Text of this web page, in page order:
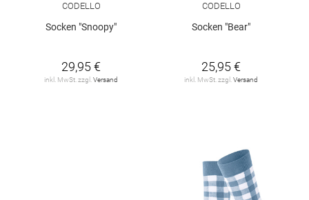
CODELLO
Socken "Snoopy"
29,95 €
inkl. MwSt. zzgl. Versand
CODELLO
Socken "Bear"
25,95 €
inkl. MwSt. zzgl. Versand